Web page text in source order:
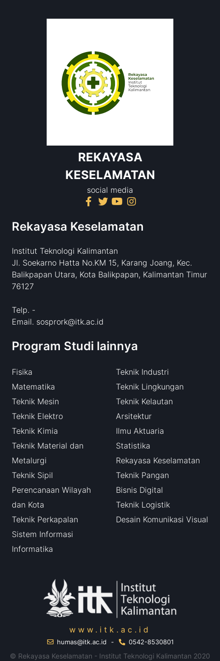
REKAYASA
KESELAMATAN
social media
Rekayasa Keselamatan
Institut Teknologi Kalimantan
Jl. Soekarno Hatta No.KM 15, Karang Joang, Kec.
Balikpapan Utara, Kota Balikpapan, Kalimantan Timur
76127
Telp. -
Email. sosprork@itk.ac.id
Program Studi lainnya
Fisika
Matematika
Teknik Mesin
Teknik Elektro
Teknik Kimia
Teknik Material dan
Metalurgi
Teknik Sipil
Perencanaan Wilayah
dan Kota
Teknik Perkapalan
Sistem Informasi
Informatika
Teknik Industri
Teknik Lingkungan
Teknik Kelautan
Arsitektur
Ilmu Aktuaria
Statistika
Rekayasa Keselamatan
Teknik Pangan
Bisnis Digital
Teknik Logistik
Desain Komunikasi Visual
www.itk.ac.id
humas@itk.ac.id - 0542-8530801
© Rekayasa Keselamatan - Institut Teknologi Kalimantan 2020